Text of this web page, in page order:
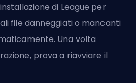
di League per
file danneggiati o mancanti
Una volta
prova a riavviare il